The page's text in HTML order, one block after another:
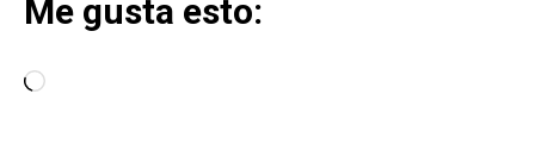
Me gusta esto:
C